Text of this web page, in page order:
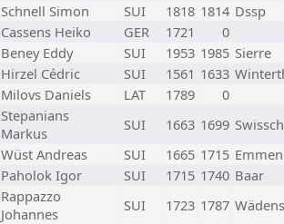
Schnell Simon SUI 1818 1814 Dssp
Cassens Heiko GER 1721
0
Beney Eddy SUI 1953 1985 Sierre
Hirzel Cédric SUI 1561 1633
Milovs Daniels LAT 1789
0
Stepanians
Markus
SUI 1663 1699
Wüst Andreas SUI 1665 1715
Paholok Igor SUI 1715 1740 Baar
Rappazzo
Johannes
SUI 1723 1787